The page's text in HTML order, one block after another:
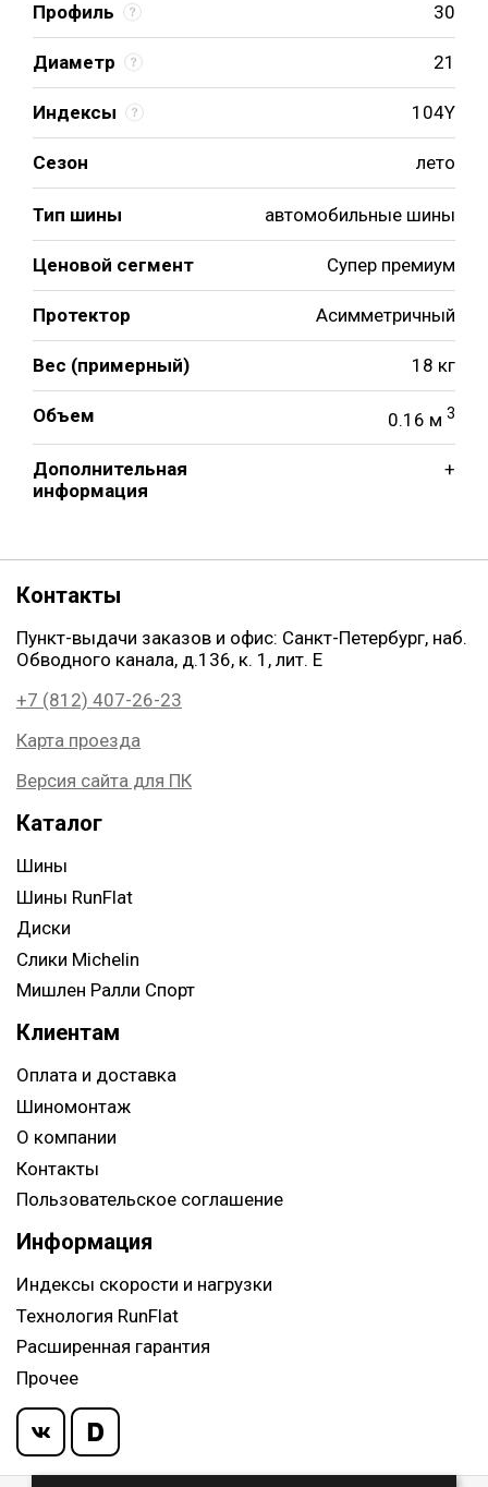
Профиль 30
Диаметр 21
Индексы 104Y
Сезон лето
Тип шины автомобильные шины
Ценовой сегмент Супер премиум
Протектор Асимметричный
Вес (примерный) 18 кг
Объем 0.16 м 3
Дополнительная
информация
+
Контакты
Пункт-выдачи заказов и офис: Санкт-Петербург, наб.
Обводного канала, д.136, к. 1, лит. Е
+7 (812) 407-26-23
Карта проезда
Версия сайта для ПК
Каталог
Шины
Шины RunFlat
Диски
Слики Michelin
Мишлен Ралли Спорт
Клиентам
Оплата и доставка
Шиномонтаж
О компании
Контакты
Пользовательское соглашение
Информация
Индексы скорости и нагрузки
Технология RunFlat
Расширенная гарантия
Прочее